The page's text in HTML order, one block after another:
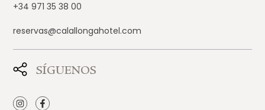
+34 971 35 38 00
reservas@calallongahotel.com
SÍGUENOS